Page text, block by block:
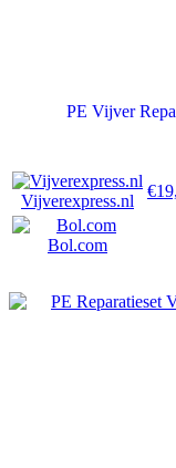
PE Vijver
Vijverexpress.nl
Bol.com